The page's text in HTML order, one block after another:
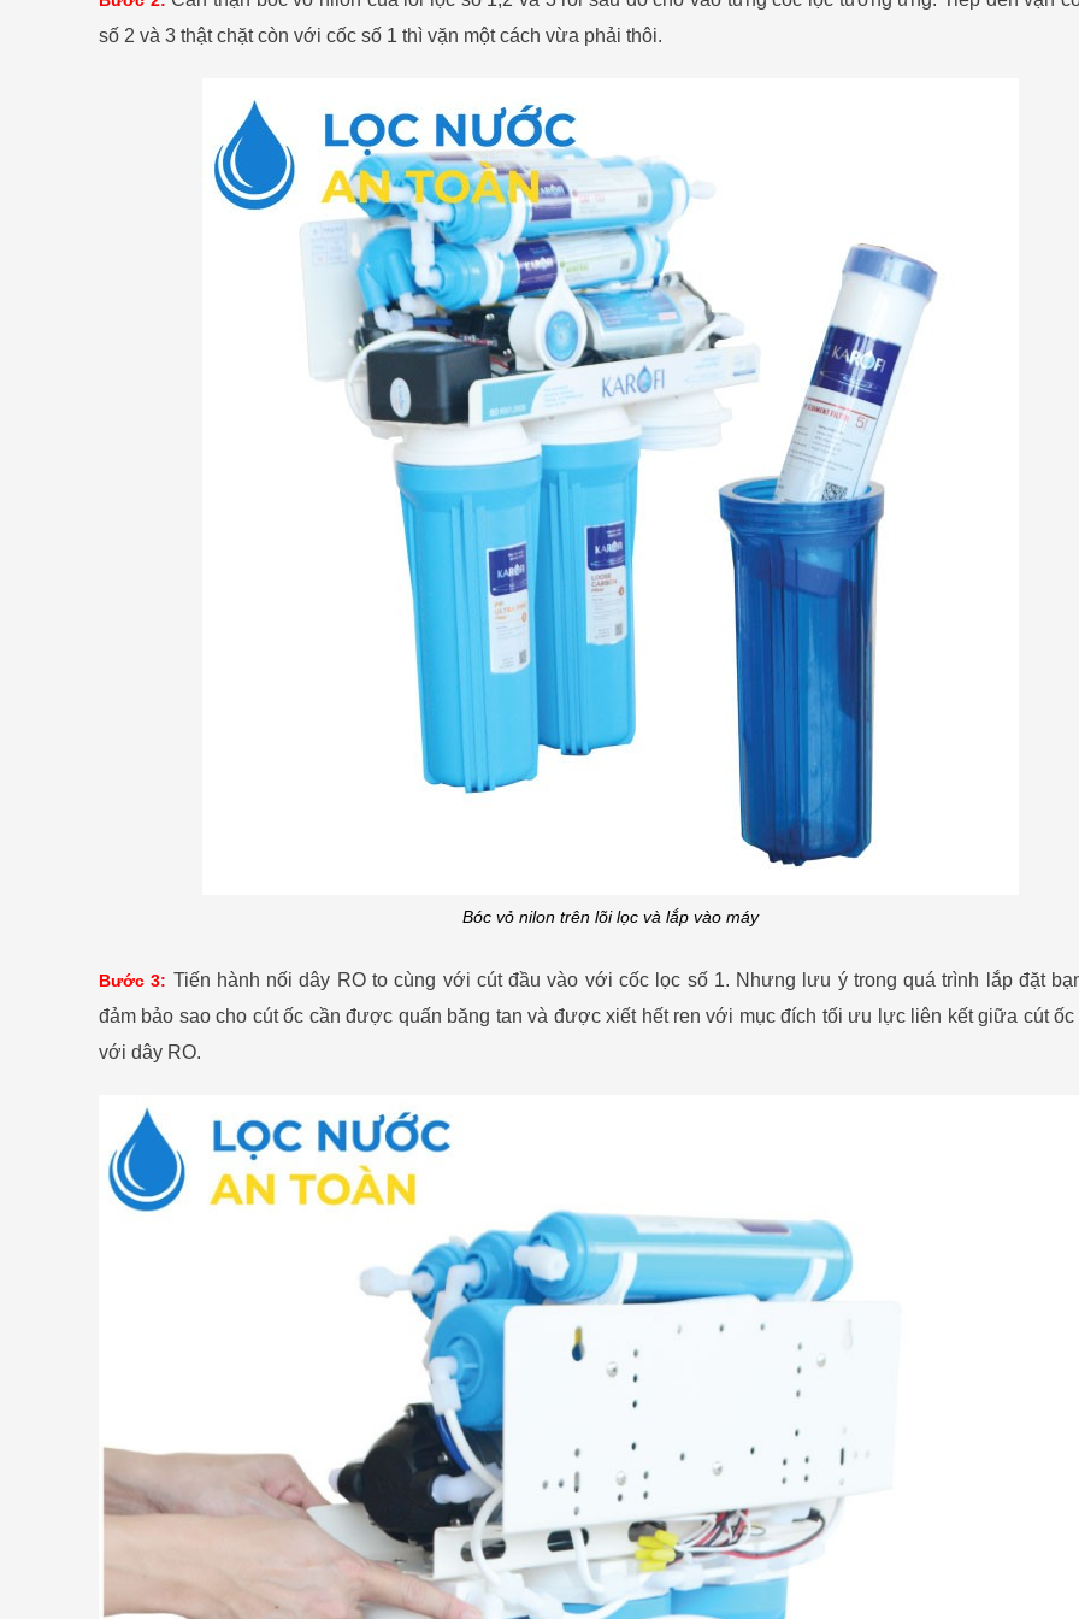
số 2 và 3 thật chặt còn với cốc số 1 thì vặn một cách vừa phải thôi.
Bóc vỏ nilon trên lõi lọc và lắp vào máy
Bước 3: Tiến hành nối dây RO to cùng với cút đầu vào với cốc lọc số 1. Nhưng lưu ý trong quá trình lắp đặt
đảm bảo sao cho cút ốc cần được quấn băng tan và được xiết hết ren với mục đích tối ưu lực liên kết giữa cút ốc
với dây RO.